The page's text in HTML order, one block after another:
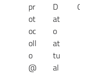
pr
ot
oc
oll
o
@
D
at
o
at
tu
al